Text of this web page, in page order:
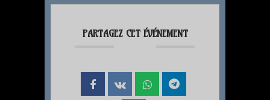
PARTAGEZ CET ÉVÉNEMENT